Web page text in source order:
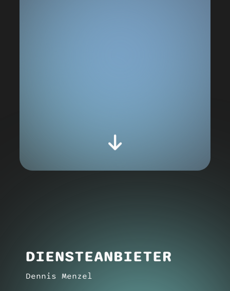
DIENSTEANBIETER
Dennis Menzel